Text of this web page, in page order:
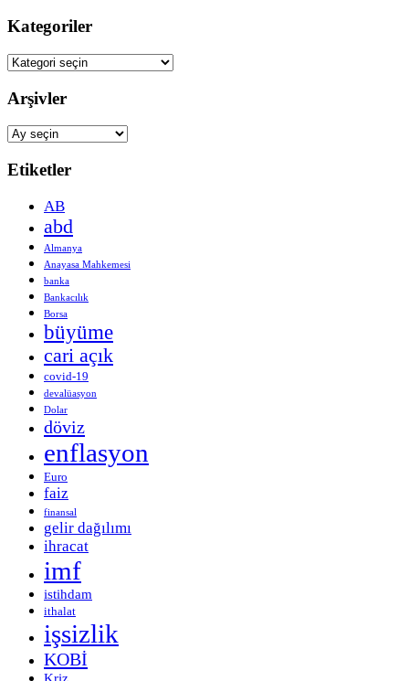
Kategoriler
Kategoriler
Arşivler
Arşivler
Etiketler
AB
abd
Almanya
Anayasa Mahkemesi
banka
Bankacılık
Borsa
büyüme
cari açık
covid-19
devalüasyon
Dolar
döviz
enflasyon
Euro
faiz
finansal
gelir dağılımı
ihracat
imf
istihdam
ithalat
işsizlik
KOBİ
Kriz